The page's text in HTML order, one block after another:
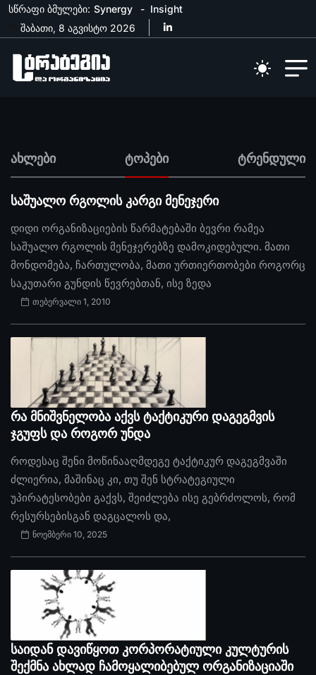
სწრაფი ბმულები: Synergy
Insight
შაბათი, 8 აგვისტო 2026
ახლები ტოპები ტრენდული
საშუალო რგოლის კარგი მენეჯერი
დიდი ორგანიზაციების წარმატებაში ბევრი რამეა
საშუალო რგოლის მენეჯერებზე დამოკიდებული. მათი
მონდომება, ჩართულობა, მათი ურთიერთობები როგორც
საკუთარი გუნდის წევრებთან, ისე ზედა
თებერვალი 1, 2010
რა მნიშვნელობა აქვს ტაქტიკური დაგეგმვის
ჯგუფს და როგორ უნდა
როდესაც შენი მოწინააღმდეგე ტაქტიკურ დაგეგმვაში
ძლიერია, მაშინაც კი, თუ შენ სტრატეგიული
უპირატესობები გაქვს, შეიძლება ისე გებრძოლოს, რომ
რესურსებისგან დაგცალოს და,
ნოემბერი 10, 2025
საიდან დავიწყოთ კორპორატიული კულტურის
შექმნა ახლად ჩამოყალიბებულ ორგანიზაციაში